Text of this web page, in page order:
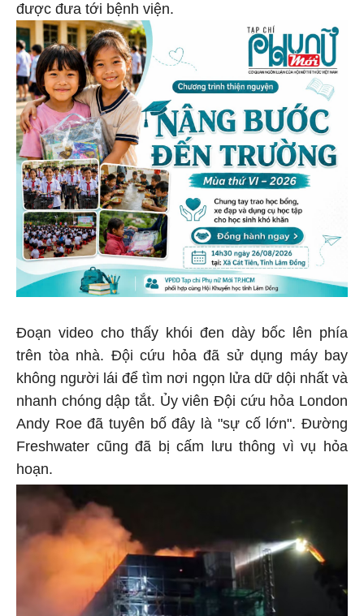
được đưa tới bệnh viện.
Đoạn video cho thấy khói đen dày bốc lên phía
trên tòa nhà. Đội cứu hỏa đã sử dụng máy bay
không người lái để tìm nơi ngọn lửa dữ dội nhất và
nhanh chóng dập tắt. Ủy viên Đội cứu hỏa London
Andy Roe đã tuyên bố đây là "sự cố lớn". Đường
Freshwater cũng đã bị cấm lưu thông vì vụ hỏa
hoạn.